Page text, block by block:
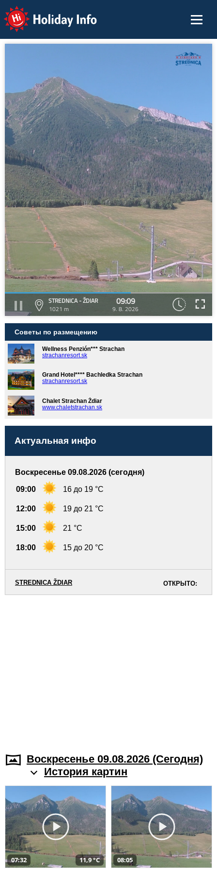
Holiday Info
STREDNICA - ŽDIAR
1021 m
09:09
9. 8. 2026
Советы по размещению
Wellness Penzión*** Strachan
strachanresort.sk
Grand Hotel**** Bachledka Strachan
strachanresort.sk
Chalet Strachan Ždiar
www.chaletstrachan.sk
Актуальная инфо
Воскресенье 09.08.2026 (сегодня)
09:00 16 до 19 °C
12:00 19 до 21 °C
15:00 21 °C
18:00 15 до 20 °C
ОТКРЫТО:
STREDNICA ŽDIAR
Воскресенье 09.08.2026 (Cегодня)
История картин
07:32 11,9 °C 08:05